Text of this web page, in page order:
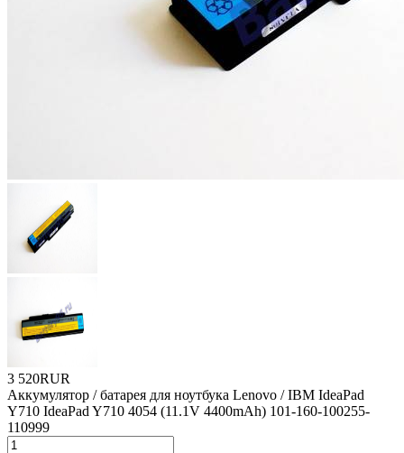
3 520RUR
Аккумулятор / батарея для ноутбука Lenovo / IBM IdeaPad
Y710 IdeaPad Y710 4054 (11.1V 4400mAh) 101-160-100255-
110999